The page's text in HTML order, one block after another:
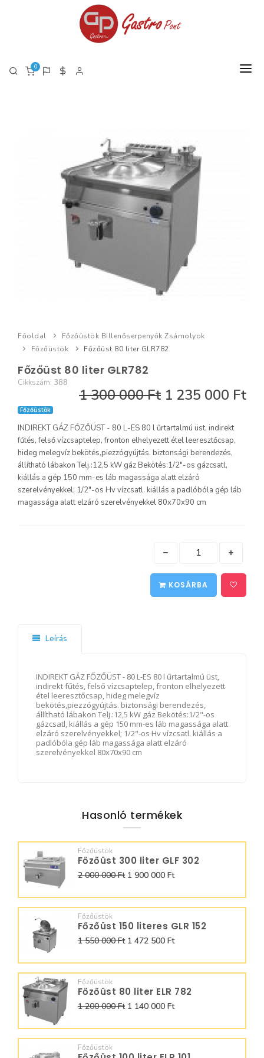
0
TERMÉK LISTA PDF
Főoldal
Főzőüstök Billenőserpenyők Zsámolyok
Főzőüstök
Főzőüst 80 liter GLR782
Főzőüst 80 liter GLR782
Cikkszám: 388
1 300 000 Ft 1 235 000 Ft
Főzőüstök
INDIREKT GÁZ FŐZŐÜST - 80 L-ES 80 l űrtartalmú üst, indirekt
fűtés, felső vízcsaptelep, fronton elhelyezett étel leeresztőcsap,
hideg melegvíz bekötés,piezzógyújtás. biztonsági berendezés,
állítható lábakon Telj.:12,5 kW gáz Bekötés:1/2"-os gázcsatl,
kiállás a gép 150 mm-es láb magassága alatt elzáró
szerelvényekkel; 1/2"-os Hv vízcsatl. kiállás a padlóbóla gép láb
magassága alatt elzáró szerelvényekkel 80x70x90 cm
KOSÁRBA
Leírás
INDIREKT GÁZ FŐZŐÜST - 80 L-ES 80 l űrtartalmú üst,
indirekt fűtés, felső vízcsaptelep, fronton elhelyezett
étel leeresztőcsap, hideg melegvíz
bekötés,piezzógyújtás. biztonsági berendezés,
állítható lábakon Telj.:12,5 kW gáz Bekötés:1/2"-os
gázcsatl, kiállás a gép 150 mm-es láb magassága alatt
elzáró szerelvényekkel; 1/2"-os Hv vízcsatl. kiállás a
padlóbóla gép láb magassága alatt elzáró
szerelvényekkel 80x70x90 cm
Hasonló termékek
Főzőüstök
Főzőüst 300 liter GLF 302
2 000 000 Ft1 900 000 Ft
Főzőüstök
Főzőüst 150 literes GLR 152
1 550 000 Ft1 472 500 Ft
Főzőüstök
Főzőüst 80 liter ELR 782
1 200 000 Ft1 140 000 Ft
Főzőüstök